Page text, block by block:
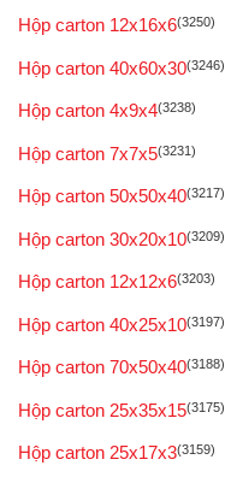
Hộp carton 12x16x6(3250)
Hộp carton 40x60x30(3246)
Hộp carton 4x9x4(3238)
Hộp carton 7x7x5(3231)
Hộp carton 50x50x40(3217)
Hộp carton 30x20x10(3209)
Hộp carton 12x12x6(3203)
Hộp carton 40x25x10(3197)
Hộp carton 70x50x40(3188)
Hộp carton 25x35x15(3175)
Hộp carton 25x17x3(3159)